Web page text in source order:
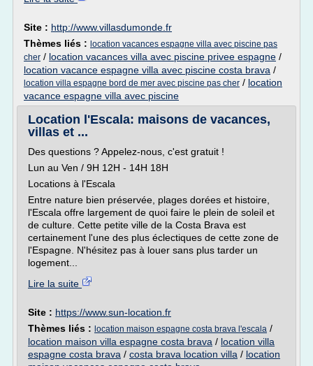
Site : http://www.villasdumonde.fr
Thèmes liés : location vacances espagne villa avec piscine pas
cher / location vacances villa avec piscine privee espagne /
location vacance espagne villa avec piscine costa brava /
location villa espagne bord de mer avec piscine pas cher / location
vacance espagne villa avec piscine
Location l'Escala: maisons de vacances,
villas et ...
Des questions ? Appelez-nous, c'est gratuit !
Lun au Ven / 9H 12H - 14H 18H
Locations à l'Escala
Entre nature bien préservée, plages dorées et histoire,
l'Escala offre largement de quoi faire le plein de soleil et
de culture. Cette petite ville de la Costa Brava est
certainement l'une des plus éclectiques de cette zone de
l'Espagne. N'hésitez pas à louer sans plus tarder un
logement...
Lire la suite
Site : https://www.sun-location.fr
Thèmes liés : location maison espagne costa brava l'escala /
location maison villa espagne costa brava / location villa
espagne costa brava / costa brava location villa / location